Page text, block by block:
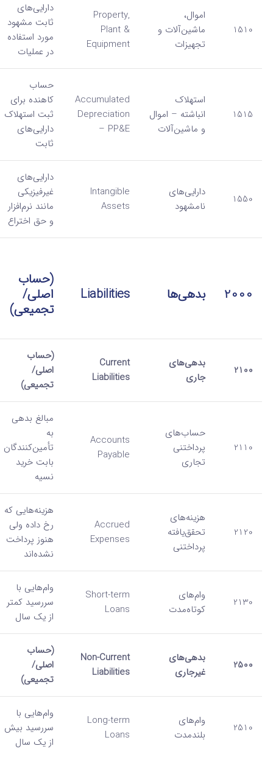
1510
اموال،
ماشین‌آلات و
تجهیزات
Property,
Plant &
Equipment
دارایی‌های
ثابت مشهود
مورد استفاده
در عملیات
1515
استهلاک
انباشته – اموال
و ماشین‌آلات
Accumulated
Depreciation
– PP&E
حساب
کاهنده برای
ثبت استهلاک
دارایی‌های
ثابت
1550
دارایی‌های
نامشهود
Intangible
Assets
دارایی‌های
غیرفیزیکی
مانند نرم‌افزار
و حق اختراع
2000 بدهی‌ها Liabilities
(حساب
اصلی/
تجمیعی)
2100
بدهی‌های
جاری
Current
Liabilities
(حساب
اصلی/
تجمیعی)
2110
حساب‌های
پرداختنی
تجاری
Accounts
Payable
مبالغ بدهی
به
تأمین‌کنندگان
بابت خرید
نسیه
2120
هزینه‌های
تحقق‌یافته
پرداختنی
Accrued
Expenses
هزینه‌هایی که
رخ داده ولی
هنوز پرداخت
نشده‌اند
2130
وام‌های
کوتاه‌مدت
Short-term
Loans
وام‌هایی با
سررسید کمتر
از یک سال
2500
بدهی‌های
غیرجاری
Non-Current
Liabilities
(حساب
اصلی/
تجمیعی)
2510
وام‌های
بلندمدت
Long-term
Loans
وام‌هایی با
سررسید بیش
از یک سال